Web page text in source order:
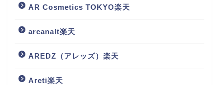
AR Cosmetics TOKYO楽天
arcanalt楽天
AREDZ（アレッズ）楽天
Areti楽天